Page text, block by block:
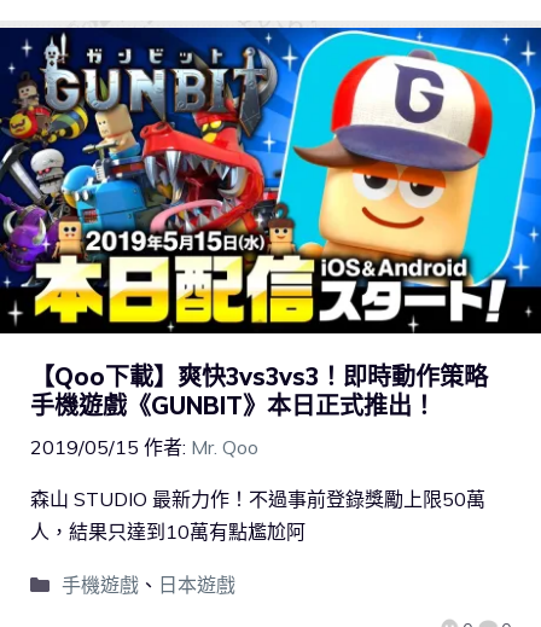
【Qoo下載】爽快3vs3vs3！即時動作策略
手機遊戲《GUNBIT》本日正式推出！
2019/05/15 作者: Mr. Qoo
森山 STUDIO 最新力作！不過事前登錄獎勵上限50萬
人，結果只達到10萬有點尷尬阿
手機遊戲、 日本遊戲